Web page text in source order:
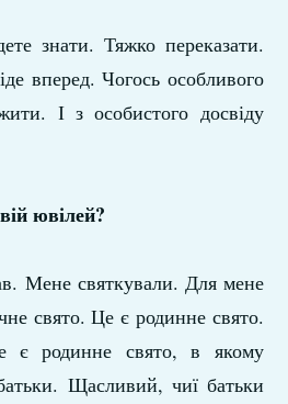
знати. Тяжко переказати.
вперед. Чогось особливого
І з особистого досвіду
ювілей?
Мене святкували. Для мене
свято. Це є родинне свято.
родинне свято, в якому
Щасливий, чиї батьки